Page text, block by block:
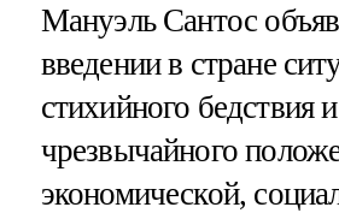
Мануэль Сантос
введении в стране
стихийного бедствия и
чрезвычайного
экономической,